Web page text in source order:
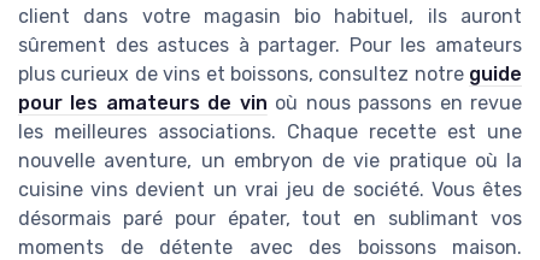
client dans votre magasin bio habituel, ils auront
sûrement des astuces à partager. Pour les amateurs
plus curieux de vins et boissons, consultez notre guide
pour les amateurs de vin où nous passons en revue
les meilleures associations. Chaque recette est une
nouvelle aventure, un embryon de vie pratique où la
cuisine vins devient un vrai jeu de société. Vous êtes
désormais paré pour épater, tout en sublimant vos
moments de détente avec des boissons maison.